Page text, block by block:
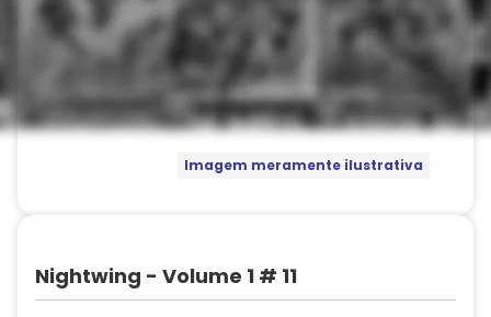
Imagem meramente ilustrativa
Nightwing - Volume 1 # 11